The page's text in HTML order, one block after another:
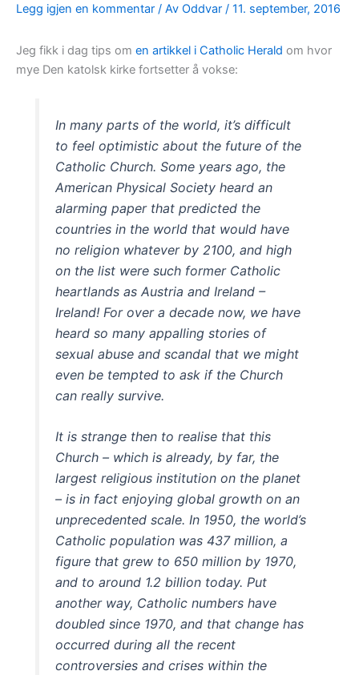
Legg igjen en kommentar / Av Oddvar / 11. september, 2016
Jeg fikk i dag tips om en artikkel i Catholic Herald om hvor
mye Den katolsk kirke fortsetter å vokse:
In many parts of the world, it’s difficult
to feel optimistic about the future of the
Catholic Church. Some years ago, the
American Physical Society heard an
alarming paper that predicted the
countries in the world that would have
no religion whatever by 2100, and high
on the list were such former Catholic
heartlands as Austria and Ireland –
Ireland! For over a decade now, we have
heard so many appalling stories of
sexual abuse and scandal that we might
even be tempted to ask if the Church
can really survive.
It is strange then to realise that this
Church – which is already, by far, the
largest religious institution on the planet
– is in fact enjoying global growth on an
unprecedented scale. In 1950, the world’s
Catholic population was 437 million, a
figure that grew to 650 million by 1970,
and to around 1.2 billion today. Put
another way, Catholic numbers have
doubled since 1970, and that change has
occurred during all the recent
controversies and crises within the